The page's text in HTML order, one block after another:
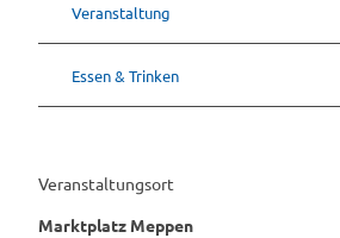
Veranstaltung
Essen & Trinken
Veranstaltungsort
Marktplatz Meppen